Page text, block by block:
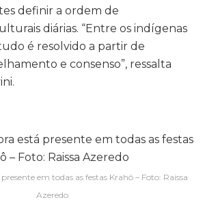
definir a ordem de
diárias. “Entre os indígenas
é resolvido a partir de
e consenso”, ressalta
em todas as festas Krahô – Foto: Raissa
Azeredo